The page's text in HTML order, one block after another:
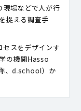
場などで人が行
捉える調査手
スをデザインす
の機関Hasso
d.school）か